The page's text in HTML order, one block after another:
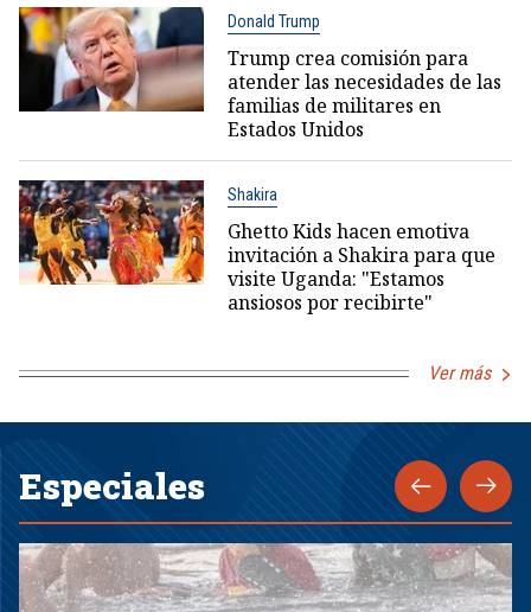
Donald Trump
Trump crea comisión para
atender las necesidades de las
familias de militares en
Estados Unidos
Shakira
Ghetto Kids hacen emotiva
invitación a Shakira para que
visite Uganda: "Estamos
ansiosos por recibirte"
Ver más
Especiales